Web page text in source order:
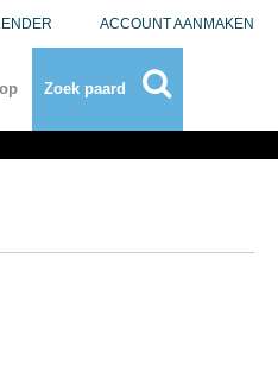
ACCOUNT AANMAKEN
Zoek paard